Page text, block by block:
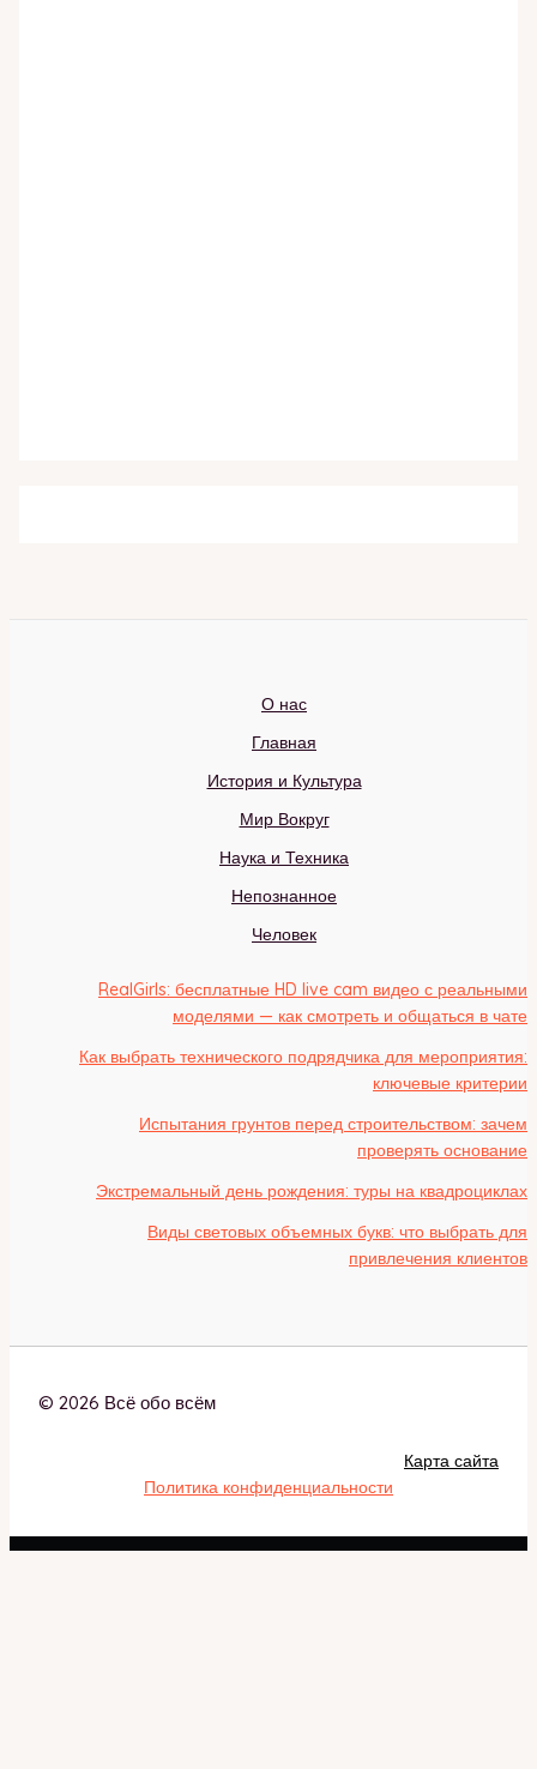
О нас
Главная
История и Культура
Мир Вокруг
Наука и Техника
Непознанное
Человек
RealGirls: бесплатные HD live cam видео с реальными
моделями — как смотреть и общаться в чате
Как выбрать технического подрядчика для мероприятия:
ключевые критерии
Испытания грунтов перед строительством: зачем
проверять основание
Экстремальный день рождения: туры на квадроциклах
Виды световых объемных букв: что выбрать для
привлечения клиентов
© 2026 Всё обо всём
Карта сайта
Политика конфиденциальности